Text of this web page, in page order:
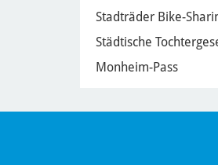
Stadträder Bike-
Städtische
Monheim-Pass